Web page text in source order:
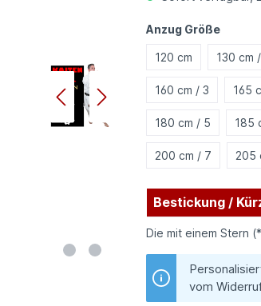
Anzug Größe
120 cm 130 cm
160 cm / 3 165
180 cm / 5 185
200 cm / 7 205
Bestickung /
Die mit einem Stern
vom